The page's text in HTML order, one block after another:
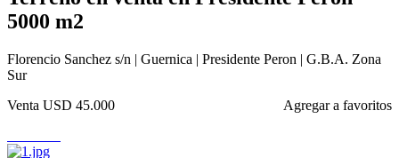
5000 m2
Florencio Sanchez s/n | Guernica | Presidente Peron | G.B.A. Zona
Sur
Agregar a favoritos
Venta USD 45.000